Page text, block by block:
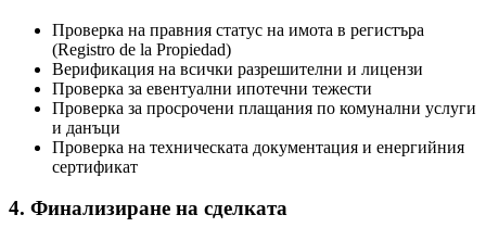
Проверка на правния статус на имота в регистъра
(Registro de la Propiedad)
Верификация на всички разрешителни и лицензи
Проверка за евентуални ипотечни тежести
Проверка за просрочени плащания по комунални услуги
и данъци
Проверка на техническата документация и енергийния
сертификат
4. Финализиране на сделката